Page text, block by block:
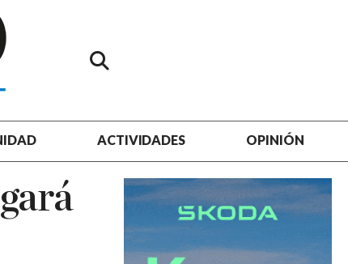
ACTIVIDADES OPINIÓN